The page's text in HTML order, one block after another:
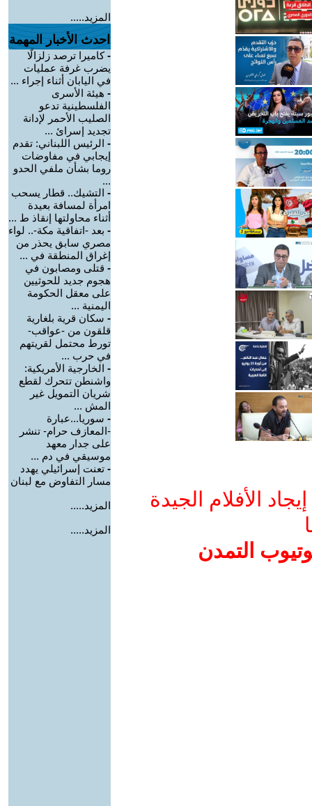
الأفلام الجيدة
التمدن
المزيد.....
احدث الأخبار المهمة
-كاميرا ترصد زلزالًا
يضرب غرفة عمليات
في اليابان أثناء إجراء ...
- هيئة الأسرى
الفلسطينية تدعو
الصليب الأحمر لإدانة
تجديد إسرائ ...
- الرئيس اللبناني: تقدم
إيجابي في مفاوضات
روما بشأن ملفي الحدو
...
- التشيك.. قطار يسحب
امرأة لمسافة بعيدة
أثناء محاولتها إنقاذ ط ...
- بعد -اتفاقية مكة-.. لواء
مصري سابق يحذر من
إغراق المنطقة في ...
- قتلى ومصابون في
هجوم جديد للحوثيين
على معقل الحكومة
اليمنية ...
- سكان قرية بلغارية
قلقون من -عواقب-
تورط محتمل لقريتهم
في حرب ...
- الخارجية الأمريكية:
واشنطن تتحرك لقطع
شريان التمويل غير
المش ...
- سوريا...عبارة
-المعازف حرام- تنشر
على جدار معهد
موسيقي في دم ...
- تعنت إسرائيلي يهدد
مسار التفاوض مع لبنان
المزيد.....
المزيد.....